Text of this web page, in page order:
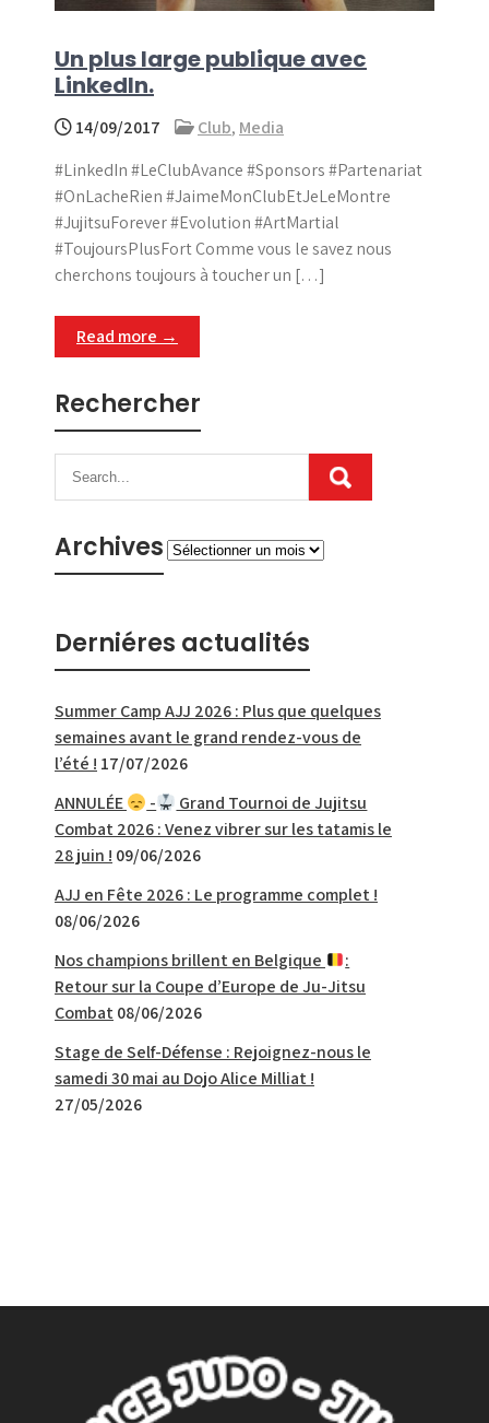
Un plus large publique avec
LinkedIn.
14/09/2017 Club, Media
#LinkedIn #LeClubAvance #Sponsors #Partenariat
#OnLacheRien #JaimeMonClubEtJeLeMontre
#JujitsuForever #Evolution #ArtMartial
#ToujoursPlusFort Comme vous le savez nous
cherchons toujours à toucher un […]
Read more →
Rechercher
ArchivesArchives
Derniéres actualités
Summer Camp AJJ 2026 : Plus que quelques
semaines avant le grand rendez-vous de
l’été ! 17/07/2026
ANNULÉE
-
Grand Tournoi de Jujitsu
Combat 2026 : Venez vibrer sur les tatamis le
28 juin ! 09/06/2026
AJJ en Fête 2026 : Le programme complet !
08/06/2026
Nos champions brillent en Belgique
:
Retour sur la Coupe d’Europe de Ju-Jitsu
Combat 08/06/2026
Stage de Self-Défense : Rejoignez-nous le
samedi 30 mai au Dojo Alice Milliat !
27/05/2026